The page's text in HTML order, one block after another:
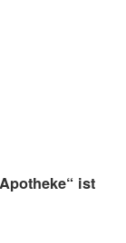
ist